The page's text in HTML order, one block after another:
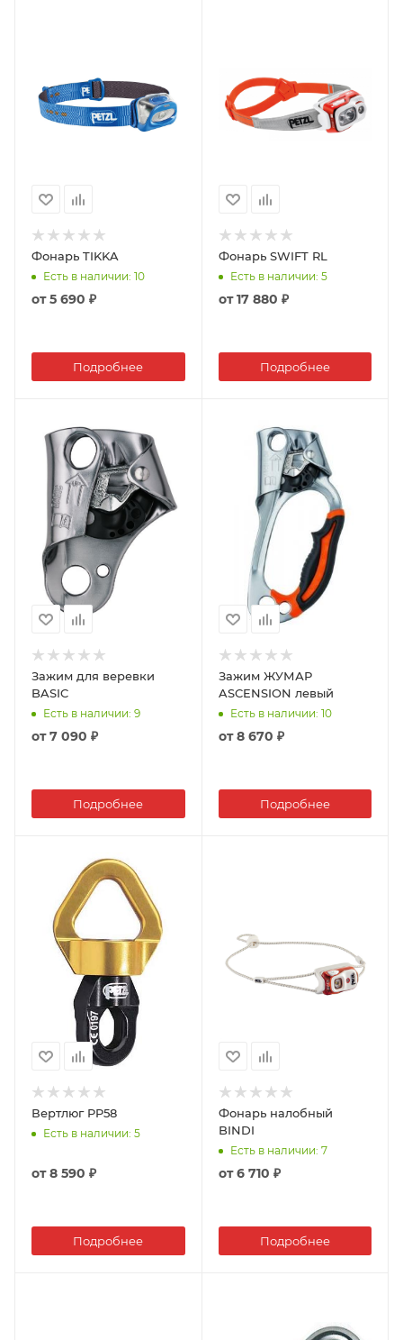
Фонарь TIKKA
Есть в наличии: 10
от5 690 ₽
Подробнее
Фонарь SWIFT RL
Есть в наличии: 5
от17 880 ₽
Подробнее
Зажим для веревки
BASIC
Есть в наличии: 9
от7 090 ₽
Подробнее
Зажим ЖУМАР
ASCENSION левый
Есть в наличии: 10
от8 670 ₽
Подробнее
Вертлюг PP58
Есть в наличии: 5
от8 590 ₽
Подробнее
Фонарь налобный
BINDI
Есть в наличии: 7
от6 710 ₽
Подробнее